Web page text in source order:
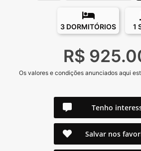
3 DORMITÓRIOS 1
R$
Os valores e condições anunciados aqui
Tenho
Salvar nos